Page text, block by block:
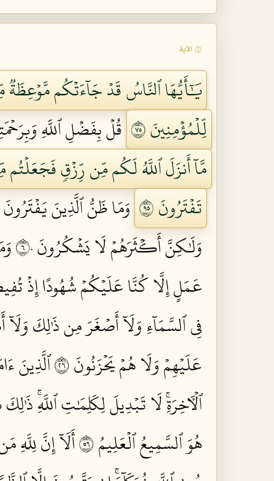
۞ الآية
يَٰٓأَيُّهَا ٱلنَّاسُ قَدۡ جَآءَتۡكُم مَّوۡعِظَةٞ
لِّلۡمُؤۡمِنِينَ ٥٧
قُلۡ بِفَضۡلِ ٱللَّهِ
مَّآ أَنزَلَ ٱللَّهُ لَكُم مِّن رِّزۡقٖ فَجَعَلۡتُم
تَفۡتَرُونَ ٥٩
وَمَا ظَنُّ ٱلَّذِينَ
وَلَٰكِنَّ أَكۡثَرَهُمۡ لَا يَشۡكُرُونَ ٦٠
عَمَلٍ إِلَّا كُنَّا عَلَيۡكُمۡ شُهُودًا إِذۡ
فِي ٱلسَّمَآءِ وَلَآ أَصۡغَرَ مِن ذَٰلِكَ وَلَآ
عَلَيۡهِمۡ وَلَا هُمۡ يَحۡزَنُونَ ٦٢
ٱلَّذِينَ
ٱلۡأٓخِرَةِۚ لَا تَبۡدِيلَ لِكَلِمَٰتِ ٱللَّهِۚ ذَٰلِكَ
هُوَ ٱلسَّمِيعُ ٱلۡعَلِيمُ ٦٥
أَلَآ إِنَّ لِلَّهِ